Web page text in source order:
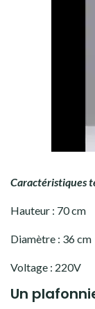
Caractéristiques
Hauteur : 70 cm
Diamètre : 36 cm
Voltage : 220V
Un